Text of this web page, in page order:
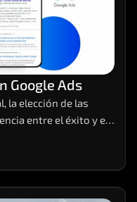
Google Ads
la elección de las
entre el éxito y el
el poder de